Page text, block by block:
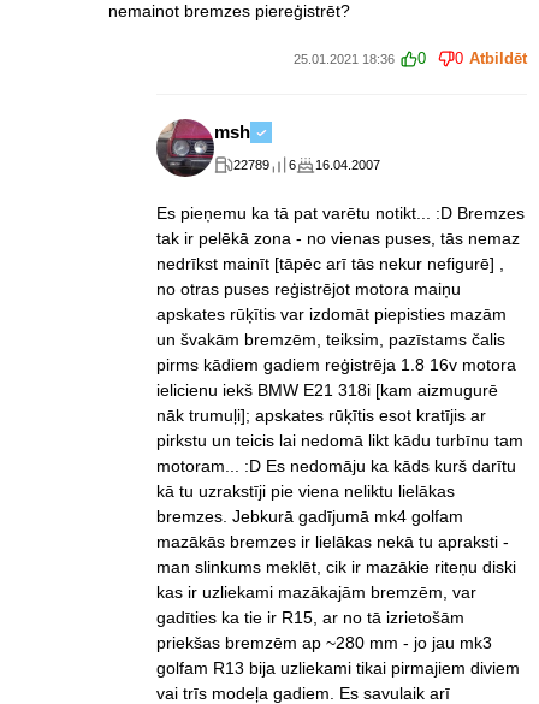
nemainot bremzes piereģistrēt?
25.01.2021 18:36 0 0 Atbildēt
msh
22789 6 16.04.2007
Es pieņemu ka tā pat varētu notikt... :D Bremzes
tak ir pelēkā zona - no vienas puses, tās nemaz
nedrīkst mainīt [tāpēc arī tās nekur nefigurē] ,
no otras puses reģistrējot motora maiņu
apskates rūķītis var izdomāt piepisties mazām
un švakām bremzēm, teiksim, pazīstams čalis
pirms kādiem gadiem reģistrēja 1.8 16v motora
ielicienu iekš BMW E21 318i [kam aizmugurē
nāk trumuļi]; apskates rūķītis esot kratījis ar
pirkstu un teicis lai nedomā likt kādu turbīnu tam
motoram... :D Es nedomāju ka kāds kurš darītu
kā tu uzrakstīji pie viena neliktu lielākas
bremzes. Jebkurā gadījumā mk4 golfam
mazākās bremzes ir lielākas nekā tu apraksti -
man slinkums meklēt, cik ir mazākie riteņu diski
kas ir uzliekami mazākajām bremzēm, var
gadīties ka tie ir R15, ar no tā izrietošām
priekšas bremzēm ap ~280 mm - jo jau mk3
golfam R13 bija uzliekami tikai pirmajiem diviem
vai trīs modeļa gadiem. Es savulaik arī